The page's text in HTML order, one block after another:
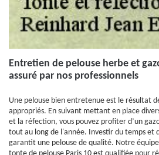
Entretien de pelouse herbe et
assuré par nos professionnels
Une pelouse bien entretenue est le résultat
appropriés. En suivant mettant en place
et la réfection, vous pouvez profiter d’un
tout au long de l'année. Investir du temps et
garantit une pelouse de qualité. Notre